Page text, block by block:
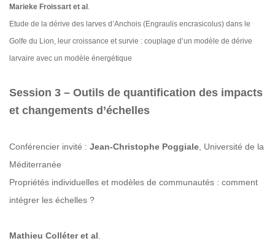
Marieke Froissart et al
Etude de la dérive des larves d’Anchois (Engraulis encrasicolus) dans le
Golfe du Lion, leur croissance et survie : couplage d’un modèle de dérive
larvaire avec un modèle énergétique
Session 3 – Outils de quantification des impacts
et changements d’échelles
Conférencier invité : Jean-Christophe Poggiale , Université de la
Méditerranée
Propriétés individuelles et modèles de communautés : comment
intégrer les échelles ?
Mathieu Colléter et al